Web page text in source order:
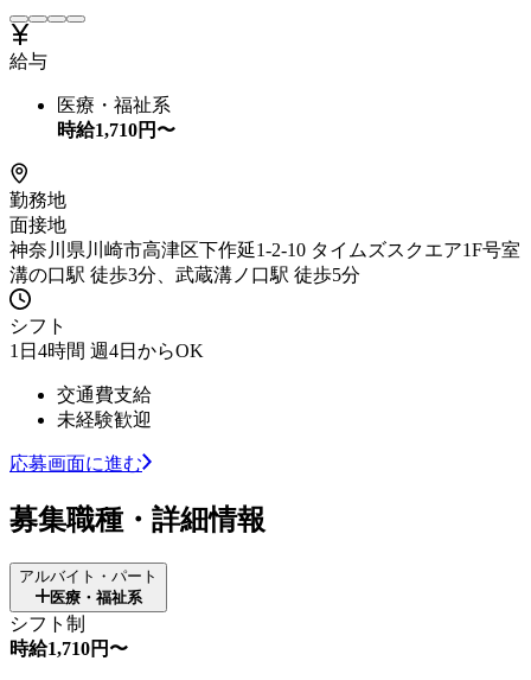
給与
医療・福祉系
時給1,710円〜
勤務地
面接地
神奈川県川崎市高津区下作延1-2-10 タイムズスクエア1F号室
溝の口駅 徒歩3分、武蔵溝ノ口駅 徒歩5分
シフト
1日4時間 週4日からOK
交通費支給
未経験歓迎
応募画面に進む
募集職種・詳細情報
アルバイト・パート
医療・福祉系
シフト制
時給1,710円〜